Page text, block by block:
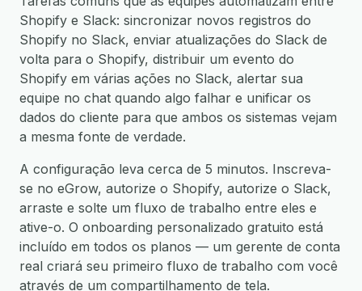
Shopify e Slack: sincronizar novos registros do
Shopify no Slack, enviar atualizações do Slack de
volta para o Shopify, distribuir um evento do
Shopify em várias ações no Slack, alertar sua
equipe no chat quando algo falhar e unificar os
dados do cliente para que ambos os sistemas vejam
a mesma fonte de verdade.
A configuração leva cerca de 5 minutos. Inscreva-
se no eGrow, autorize o Shopify, autorize o Slack,
arraste e solte um fluxo de trabalho entre eles e
ative-o. O onboarding personalizado gratuito está
incluído em todos os planos — um gerente de conta
real criará seu primeiro fluxo de trabalho com você
através de um compartilhamento de tela.